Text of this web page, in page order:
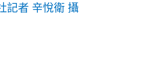
記者 辛悅衛 攝